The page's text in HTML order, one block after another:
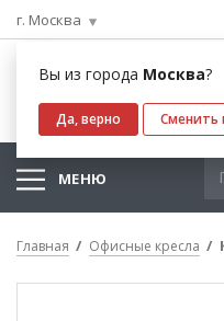
г. Москва
Вы из города Москва?
Да, верно Сменить
МЕНЮ
Главная Офисные кресла